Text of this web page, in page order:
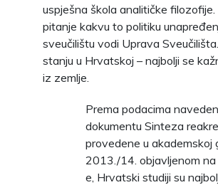
uspješna škola analitičke
pitanje kakvu to politiku
sveučilištu vodi Uprava
stanju u Hrvatskoj – najbolji se
iz zemlje.
Prema podacima
dokumentu Sinteza
provedene u akademskoj
2013./14. objavljenom
e, Hrvatski studiji su